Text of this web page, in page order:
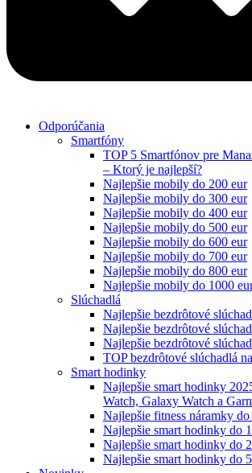
Odporúčania
Smartfóny
TOP 5 Smartfónov pre
– Ktorý je najlepší?
Najlepšie mobily do 200 eur
Najlepšie mobily do 300 eur
Najlepšie mobily do 400 eur
Najlepšie mobily do 500 eur
Najlepšie mobily do 600 eur
Najlepšie mobily do 700 eur
Najlepšie mobily do 800 eur
Najlepšie mobily do 1000
Slúchadlá
Najlepšie bezdrôtové
Najlepšie bezdrôtové
Najlepšie bezdrôtové
TOP bezdrôtové slúchadlá
Smart hodinky
Najlepšie smart hodinky
Watch, Galaxy Watch a
Najlepšie fitness náramky
Najlepšie smart hodinky do
Najlepšie smart hodinky do
Najlepšie smart hodinky do